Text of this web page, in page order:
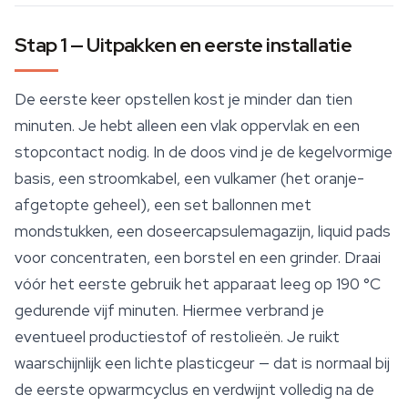
Stap 1 — Uitpakken en eerste installatie
De eerste keer opstellen kost je minder dan tien
minuten. Je hebt alleen een vlak oppervlak en een
stopcontact nodig. In de doos vind je de kegelvormige
basis, een stroomkabel, een vulkamer (het oranje-
afgetopte geheel), een set ballonnen met
mondstukken, een doseercapsulemagazijn, liquid pads
voor concentraten, een borstel en een grinder. Draai
vóór het eerste gebruik het apparaat leeg op 190 °C
gedurende vijf minuten. Hiermee verbrand je
eventueel productiestof of restolieën. Je ruikt
waarschijnlijk een lichte plasticgeur — dat is normaal bij
de eerste opwarmcyclus en verdwijnt volledig na de